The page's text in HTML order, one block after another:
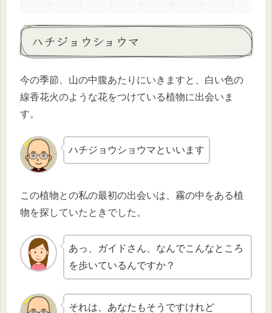
ハチジョウショウマ
今の季節、山の中腹あたりにいきますと、白い色の
線香花火のような花をつけている植物に出会いま
す。
ハチジョウショウマといいます
この植物との私の最初の出会いは、霧の中をある植
物を探していたときでした。
あっ、ガイドさん、なんでこんなところ
を歩いているんですか？
それは、あなたもそうですけれど